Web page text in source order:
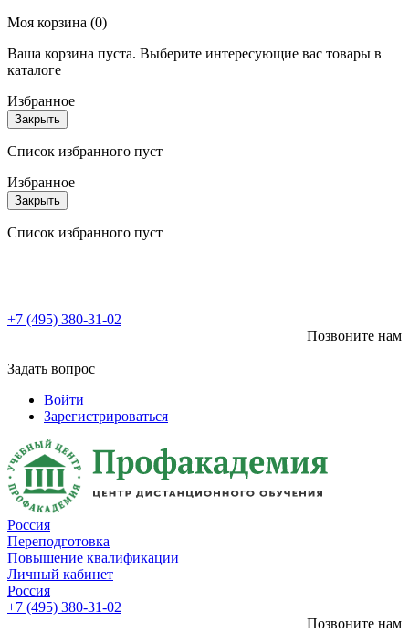
Моя корзина (0)
Ваша корзина пуста. Выберите интересующие вас товары в
каталоге
Избранное
Закрыть
Список избранного пуст
Избранное
Закрыть
Список избранного пуст
+7 (495) 380-31-02
Позвоните нам
Задать вопрос
Войти
Зарегистрироваться
Россия
Переподготовка
Повышение квалификации
Личный кабинет
Россия
+7 (495) 380-31-02
Позвоните нам